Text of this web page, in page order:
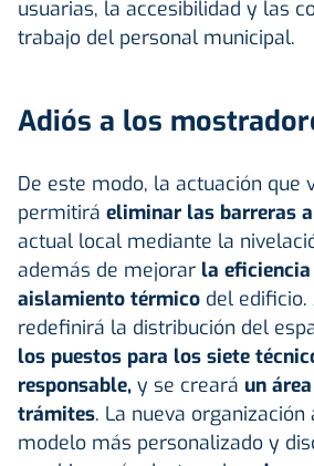
usuarias, la accesibilidad y las
trabajo del personal municipal.
Adiós a los
De este modo, la actuación que
permitirá eliminar las barreras
actual local mediante la
además de mejorar la
aislamiento térmico del
redefinirá la distribución del
los puestos para los siete
responsable, y se creará un
trámites. La nueva
modelo más personalizado y